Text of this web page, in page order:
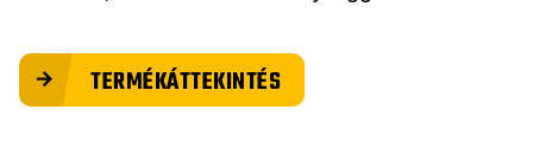
TERMÉKÁTTEKINTÉS